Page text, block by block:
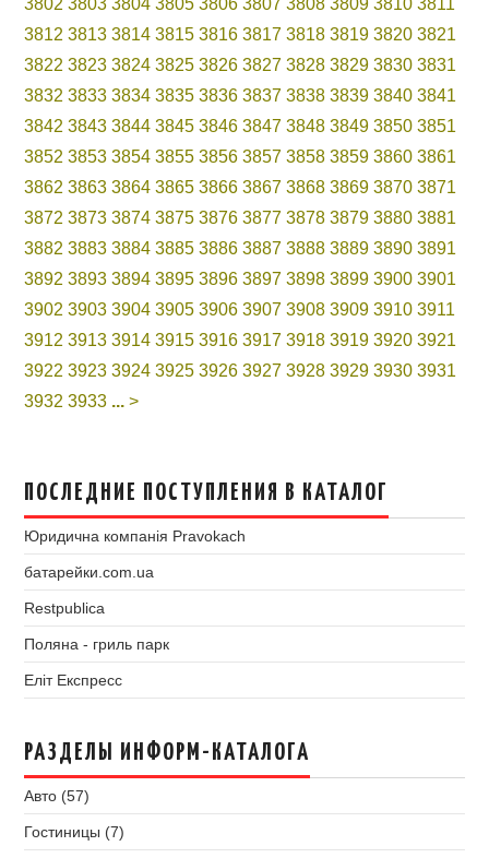
3802 3803 3804 3805 3806 3807 3808 3809 3810 3811
3812 3813 3814 3815 3816 3817 3818 3819 3820 3821
3822 3823 3824 3825 3826 3827 3828 3829 3830 3831
3832 3833 3834 3835 3836 3837 3838 3839 3840 3841
3842 3843 3844 3845 3846 3847 3848 3849 3850 3851
3852 3853 3854 3855 3856 3857 3858 3859 3860 3861
3862 3863 3864 3865 3866 3867 3868 3869 3870 3871
3872 3873 3874 3875 3876 3877 3878 3879 3880 3881
3882 3883 3884 3885 3886 3887 3888 3889 3890 3891
3892 3893 3894 3895 3896 3897 3898 3899 3900 3901
3902 3903 3904 3905 3906 3907 3908 3909 3910 3911
3912 3913 3914 3915 3916 3917 3918 3919 3920 3921
3922 3923 3924 3925 3926 3927 3928 3929 3930 3931
3932 3933 ... >
ПОСЛЕДНИЕ ПОСТУПЛЕНИЯ В КАТАЛОГ
Юридична компанія Pravokach
батарейки.com.ua
Restpublica
Поляна - гриль парк
Еліт Експресс
РАЗДЕЛЫ ИНФОРМ-КАТАЛОГА
Авто (57)
Гостиницы (7)